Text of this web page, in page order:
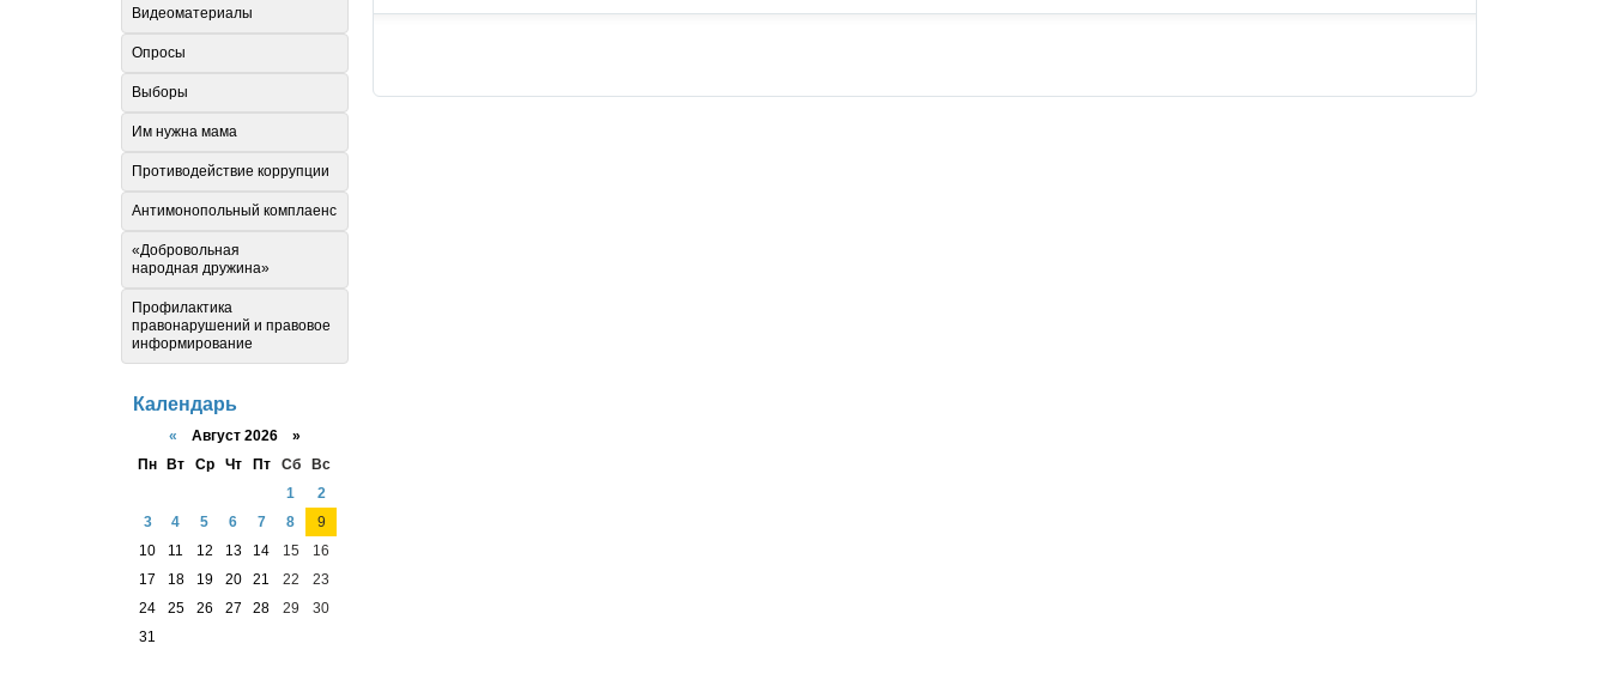
Видеоматериалы
Опросы
Выборы
Им нужна мама
Противодействие коррупции
Антимонопольный комплаенс
«Добровольная
народная дружина»
Профилактика
правонарушений и правовое
информирование
Календарь
« Август 2026 »
Пн
Вт Ср Чт Пт Сб
Вс
1
2
3
4 5 6 7 8
9
10
11 12 13 14 15
16
17
18 19 20 21 22
23
24
25 26 27 28 29
30
31